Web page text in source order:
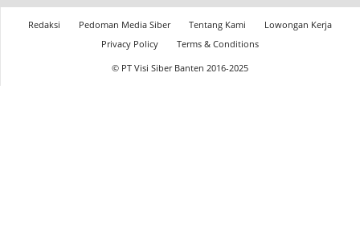
Redaksi Pedoman Media Siber Tentang Kami
Lowongan Kerja
Privacy Policy
Terms & Conditions
© PT Visi Siber Banten 2016-2025